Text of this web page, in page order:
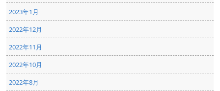
2023年1月
2022年12月
2022年11月
2022年10月
2022年8月